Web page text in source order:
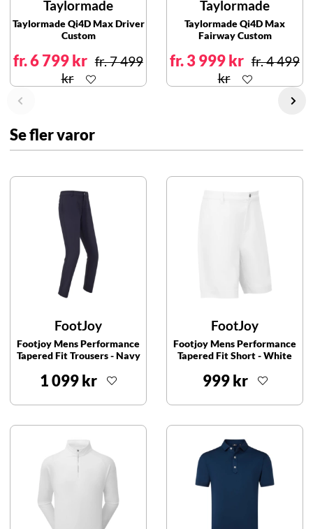
Taylormade
Taylormade Qi4D Max Driver
Custom
fr. 6 799 kr fr. 7 499
kr
Taylormade
Taylormade Qi4D Max
Fairway Custom
fr. 3 999 kr fr. 4 499
kr
Se fler varor
FootJoy
Footjoy Mens Performance
Tapered Fit Trousers - Navy
1 099 kr
FootJoy
Footjoy Mens Performance
Tapered Fit Short - White
999 kr